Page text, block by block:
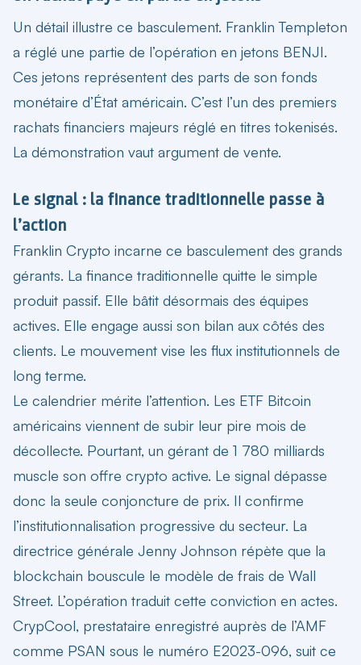
Un détail illustre ce basculement. Franklin Templeton
a réglé une partie de l’opération en jetons BENJI.
Ces jetons représentent des parts de son fonds
monétaire d’État américain. C’est l’un des premiers
rachats financiers majeurs réglé en titres tokenisés.
La démonstration vaut argument de vente.
Le signal : la finance traditionnelle passe à
l’action
Franklin Crypto incarne ce basculement des grands
gérants. La finance traditionnelle quitte le simple
produit passif. Elle bâtit désormais des équipes
actives. Elle engage aussi son bilan aux côtés des
clients. Le mouvement vise les flux institutionnels de
long terme.
Le calendrier mérite l’attention. Les ETF Bitcoin
américains viennent de subir leur pire mois de
décollecte. Pourtant, un gérant de 1 780 milliards
muscle son offre crypto active. Le signal dépasse
donc la seule conjoncture de prix. Il confirme
l’institutionnalisation progressive du secteur. La
directrice générale Jenny Johnson répète que la
blockchain bouscule le modèle de frais de Wall
Street. L’opération traduit cette conviction en actes.
CrypCool, prestataire enregistré auprès de l’AMF
comme PSAN sous le numéro E2023-096, suit ce